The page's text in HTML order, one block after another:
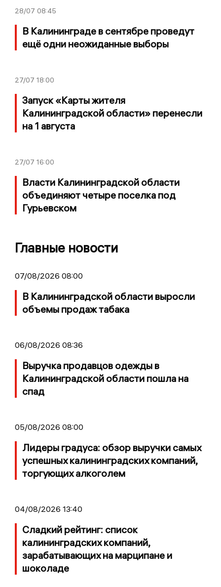
28/07 08:45
В Калининграде в сентябре проведут
ещё одни неожиданные выборы
27/07 18:00
Запуск «Карты жителя
Калининградской области» перенесли
на 1 августа
27/07 16:00
Власти Калининградской области
объединяют четыре поселка под
Гурьевском
Главные новости
07/08/2026 08:00
В Калининградской области выросли
объемы продаж табака
06/08/2026 08:36
Выручка продавцов одежды в
Калининградской области пошла на
спад
05/08/2026 08:00
Лидеры градуса: обзор выручки самых
успешных калининградских компаний,
торгующих алкоголем
04/08/2026 13:40
Сладкий рейтинг: список
калининградских компаний,
зарабатывающих на марципане и
шоколаде